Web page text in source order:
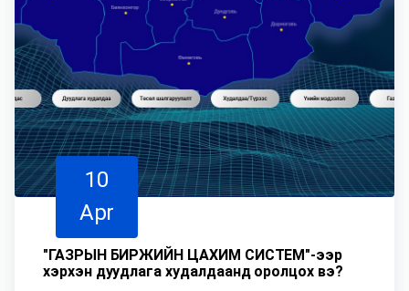
10
Apr
"ГАЗРЫН БИРЖИЙН ЦАХИМ СИСТЕМ"-ээр
хэрхэн дуудлага худалдаанд оролцох вэ?